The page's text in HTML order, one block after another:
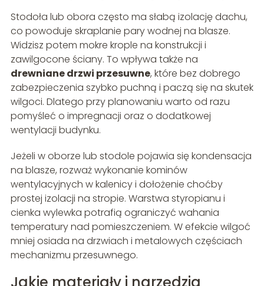
Stodoła lub obora często ma słabą izolację dachu,
co powoduje skraplanie pary wodnej na blasze.
Widzisz potem mokre krople na konstrukcji i
zawilgocone ściany. To wpływa także na
drewniane drzwi przesuwne, które bez dobrego
zabezpieczenia szybko puchną i paczą się na skutek
wilgoci. Dlatego przy planowaniu warto od razu
pomyśleć o impregnacji oraz o dodatkowej
wentylacji budynku.
Jeżeli w oborze lub stodole pojawia się kondensacja
na blasze, rozważ wykonanie kominów
wentylacyjnych w kalenicy i dołożenie choćby
prostej izolacji na stropie. Warstwa styropianu i
cienka wylewka potrafią ograniczyć wahania
temperatury nad pomieszczeniem. W efekcie wilgoć
mniej osiada na drzwiach i metalowych częściach
mechanizmu przesuwnego.
Jakie materiały i narzędzia